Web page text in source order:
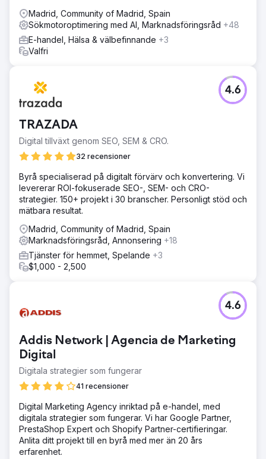
Madrid, Community of Madrid, Spain
Sökmotoroptimering med AI, Marknadsföringsråd +48
E-handel, Hälsa & välbefinnande +3
Valfri
TRAZADA
Digital tillväxt genom SEO, SEM & CRO.
32 recensioner
4.6
Byrå specialiserad på digitalt förvärv och konvertering. Vi
levererar ROI-fokuserade SEO-, SEM- och CRO-
strategier. 150+ projekt i 30 branscher. Personligt stöd och
mätbara resultat.
Madrid, Community of Madrid, Spain
Marknadsföringsråd, Annonsering +18
Tjänster för hemmet, Spelande +3
$1,000 - 2,500
Addis Network | Agencia de Marketing
Digital
Digitala strategier som fungerar
41 recensioner
4.6
Digital Marketing Agency inriktad på e-handel, med
digitala strategier som fungerar. Vi har Google Partner,
PrestaShop Expert och Shopify Partner-certifieringar.
Anlita ditt projekt till en byrå med mer än 20 års
erfarenhet.